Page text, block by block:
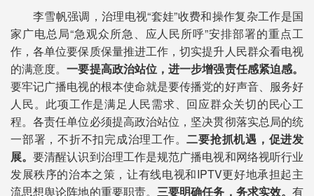
李雪帆强调，治理电视“套娃”收费和操作复杂工作是国
家广电总局“急观众所急、应人民所呼”安排部署的重点工
作，各单位要保质保量推进工作，切实提升人民群众看电视
的满意度。一要提高政治站位，进一步增强责任感紧迫感。
要牢记广播电视的根本使命就是要传播党的好声音、服务好
人民。此项工作是满足人民需求、回应群众关切的民心工
程。各责任单位必须提高政治站位，坚决贯彻落实总局的统
一部署，不折不扣完成治理工作。二要抢抓机遇，促进发
展。要清醒认识到治理工作是规范广播电视和网络视听行业
发展秩序的治本之策，让有线电视和IPTV更好地承担起主
流思想舆论阵地的重要职责。 三要明确任务，务求实效。有